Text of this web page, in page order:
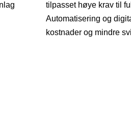
tilpasset høye krav til
Automatisering og
kostnader og mindre